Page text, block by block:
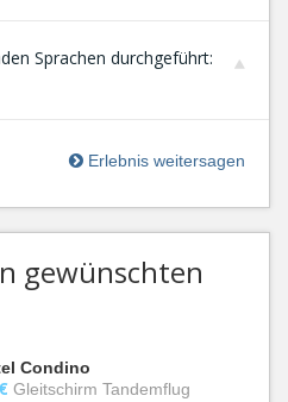
Sprachen durchgeführt:
Erlebnis weitersagen
gewünschten
Condino
Gleitschirm Tandemflug